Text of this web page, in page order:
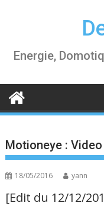
Energie,
Motioneye :
18/05/2016 yann
[Edit du 12/12/